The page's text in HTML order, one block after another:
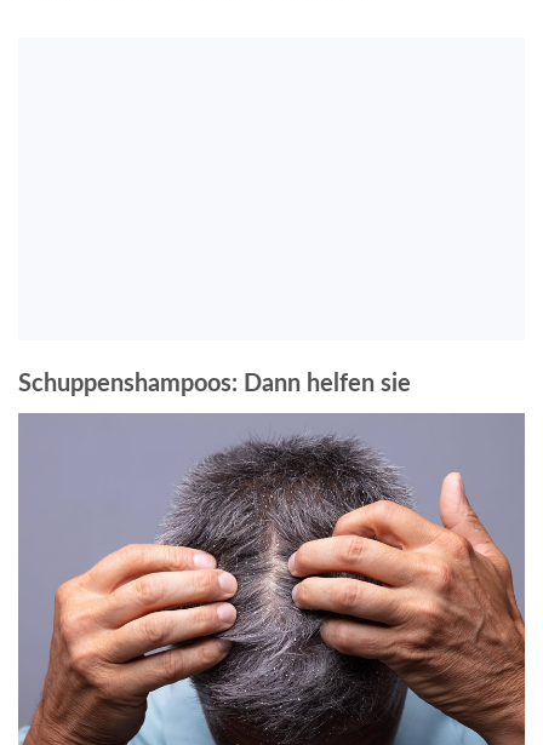
Schuppenshampoos: Dann helfen sie